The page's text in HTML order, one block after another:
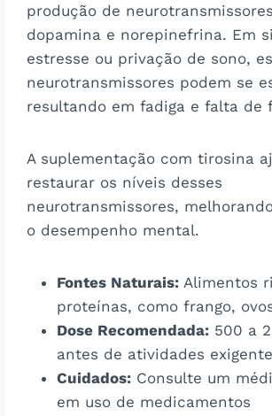
produção de
dopamina e norepinefrina. Em
estresse ou privação de sono,
neurotransmissores podem se
resultando em fadiga e falta de
A suplementação com tirosina
restaurar os níveis desses
neurotransmissores,
o desempenho mental​​.
Fontes Naturais: Alimentos
proteínas, como frango,
Dose Recomendada: 500 a
antes de atividades
Cuidados: Consulte um
em uso de medicamentos